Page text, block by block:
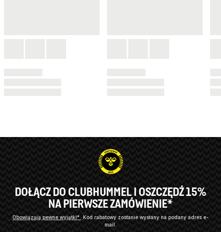
DOŁĄCZ DO CLUBHUMMEL I OSZCZĘDŹ 15%
NA PIERWSZE ZAMÓWIENIE*
Obowiązują pewne wyjątki*
Kod rabatowy zostanie wysłany na podany adres e-
mail.